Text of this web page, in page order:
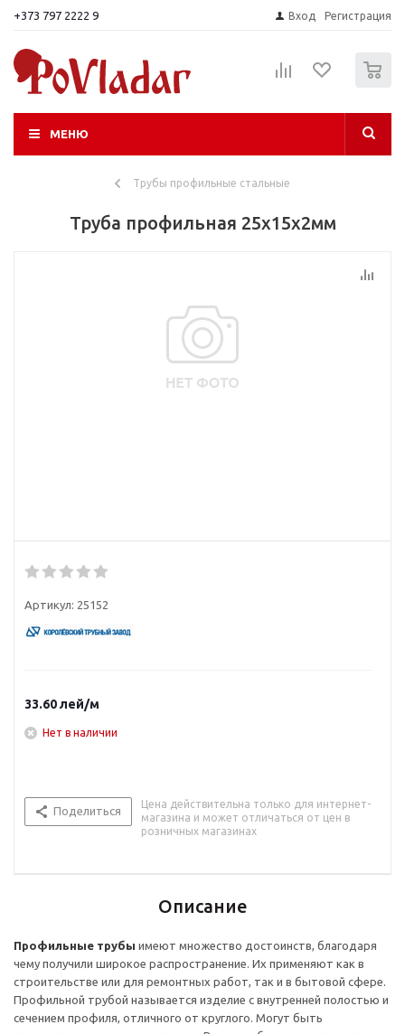
+373 797 2222 9 Вход Регистрация
МЕНЮ
Трубы профильные стальные
Труба профильная 25х15х2мм
Артикул: 25152
33.60лей/м
Нет в наличии
Поделиться
Цена действительна только для интернет-
магазина и может отличаться от цен в
розничных магазинах
Описание
Профильные трубы имеют множество достоинств, благодаря
чему получили широкое распространение. Их применяют как в
строительстве или для ремонтных работ, так и в бытовой сфере.
Профильной трубой называется изделие с внутренней полостью и
сечением профиля, отличного от круглого. Могут быть